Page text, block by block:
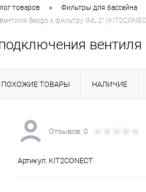
товаров • Фильтры для бассейна
Besgo к фильтру IML 2"
вентиля
ПОХОЖИЕ ТОВАРЫ НАЛИЧИЕ
Отзывов: 0
Артикул: KIT2CONECT